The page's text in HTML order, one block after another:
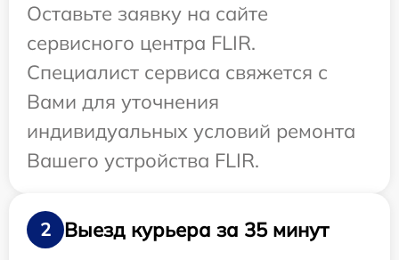
Оставьте заявку на сайте
сервисного центра FLIR.
Специалист сервиса свяжется с
Вами для уточнения
индивидуальных условий ремонта
Вашего устройства FLIR.
2
Выезд курьера за 35 минут